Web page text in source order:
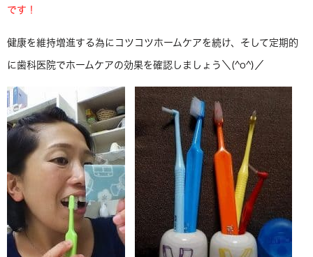
です！
健康を維持増進する為にコツコツホームケアを続け、そして定期的
に歯科医院でホームケアの効果を確認しましょう＼(^o^)／